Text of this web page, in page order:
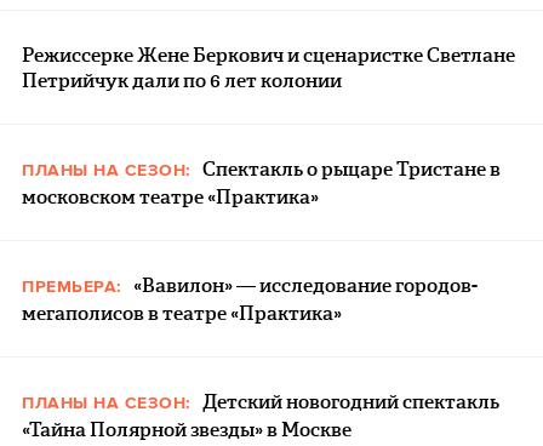
Режиссерке Жене Беркович и сценаристке Светлане
Петрийчук дали по 6 лет колонии
ПЛАНЫ НА СЕЗОН:
Спектакль о рыцаре Тристане в
московском театре «Практика»
ПРЕМЬЕРА:
«Вавилон» — исследование городов-
мегаполисов в театре «Практика»
ПЛАНЫ НА СЕЗОН:
Детский новогодний спектакль
«Тайна Полярной звезды» в Москве